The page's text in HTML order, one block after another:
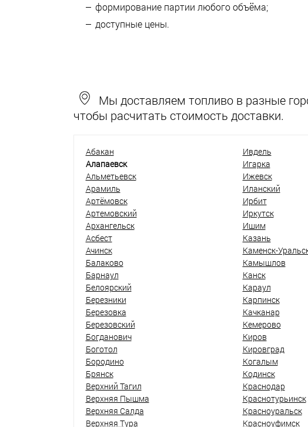
формирование партии любого объёма;
доступные цены.
Мы доставляем топливо в разные
чтобы расчитать стоимость доставки.
Абакан
Алапаевск
Альметьевск
Арамиль
Артёмовск
Артемовский
Архангельск
Асбест
Ачинск
Балаково
Барнаул
Белоярский
Березники
Березовка
Березовский
Богданович
Боготол
Бородино
Брянск
Верхний Тагил
Верхняя Пышма
Верхняя Салда
Верхняя Тура
Ивдель
Игарка
Ижевск
Иланский
Ирбит
Иркутск
Ишим
Казань
Каменск-
Камышлов
Канск
Караул
Карпинск
Качканар
Кемерово
Киров
Кировград
Когалым
Кодинск
Краснодар
Краснотурьинск
Красноуральск
Красноуфимск